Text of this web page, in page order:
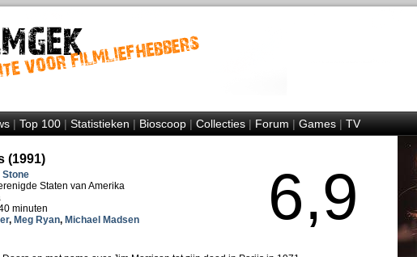
|Top 100|Statistieken|Bioscoop|Collecties|Forum|Games|TV
(1991)
Staten van Amerika
minuten
, Meg Ryan, Michael Madsen
6,9